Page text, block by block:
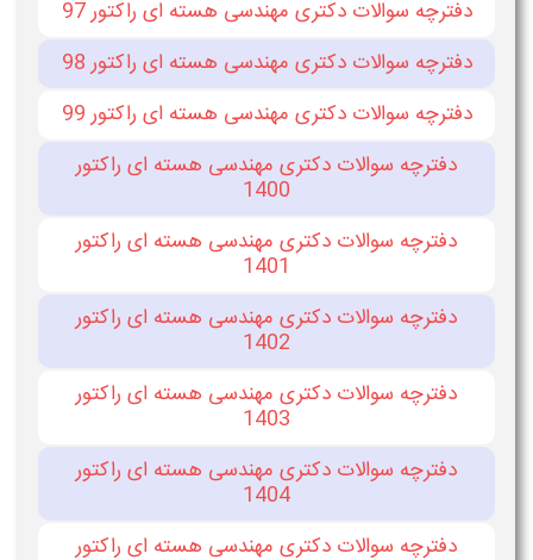
دفترچه سوالات دکتری مهندسی هسته ای راکتور 97
دفترچه سوالات دکتری مهندسی هسته ای راکتور 98
دفترچه سوالات دکتری مهندسی هسته ای راکتور 99
دفترچه سوالات دکتری مهندسی هسته ای راکتور
1400
دفترچه سوالات دکتری مهندسی هسته ای راکتور
1401
دفترچه سوالات دکتری مهندسی هسته ای راکتور
1402
دفترچه سوالات دکتری مهندسی هسته ای راکتور
1403
دفترچه سوالات دکتری مهندسی هسته ای راکتور
1404
دفترچه سوالات دکتری مهندسی هسته ای راکتور